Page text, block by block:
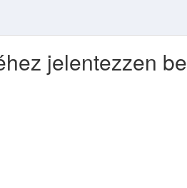
jelentezzen be